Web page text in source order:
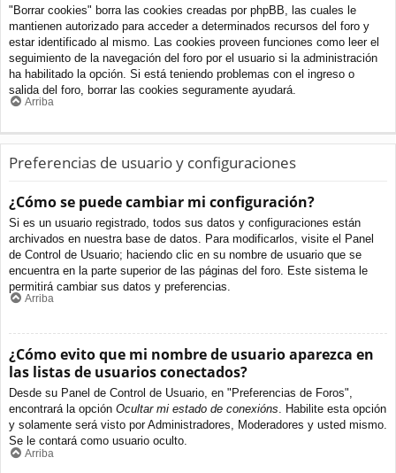
"Borrar cookies" borra las cookies creadas por phpBB, las cuales le
mantienen autorizado para acceder a determinados recursos del foro y
estar identificado al mismo. Las cookies proveen funciones como leer el
seguimiento de la navegación del foro por el usuario si la administración
ha habilitado la opción. Si está teniendo problemas con el ingreso o
salida del foro, borrar las cookies seguramente ayudará.
Arriba
Preferencias de usuario y configuraciones
¿Cómo se puede cambiar mi configuración?
Si es un usuario registrado, todos sus datos y configuraciones están
archivados en nuestra base de datos. Para modificarlos, visite el Panel
de Control de Usuario; haciendo clic en su nombre de usuario que se
encuentra en la parte superior de las páginas del foro. Este sistema le
permitirá cambiar sus datos y preferencias.
Arriba
¿Cómo evito que mi nombre de usuario aparezca en
las listas de usuarios conectados?
Desde su Panel de Control de Usuario, en "Preferencias de Foros",
encontrará la opción Ocultar mi estado de conexións. Habilite esta opción
y solamente será visto por Administradores, Moderadores y usted mismo.
Se le contará como usuario oculto.
Arriba